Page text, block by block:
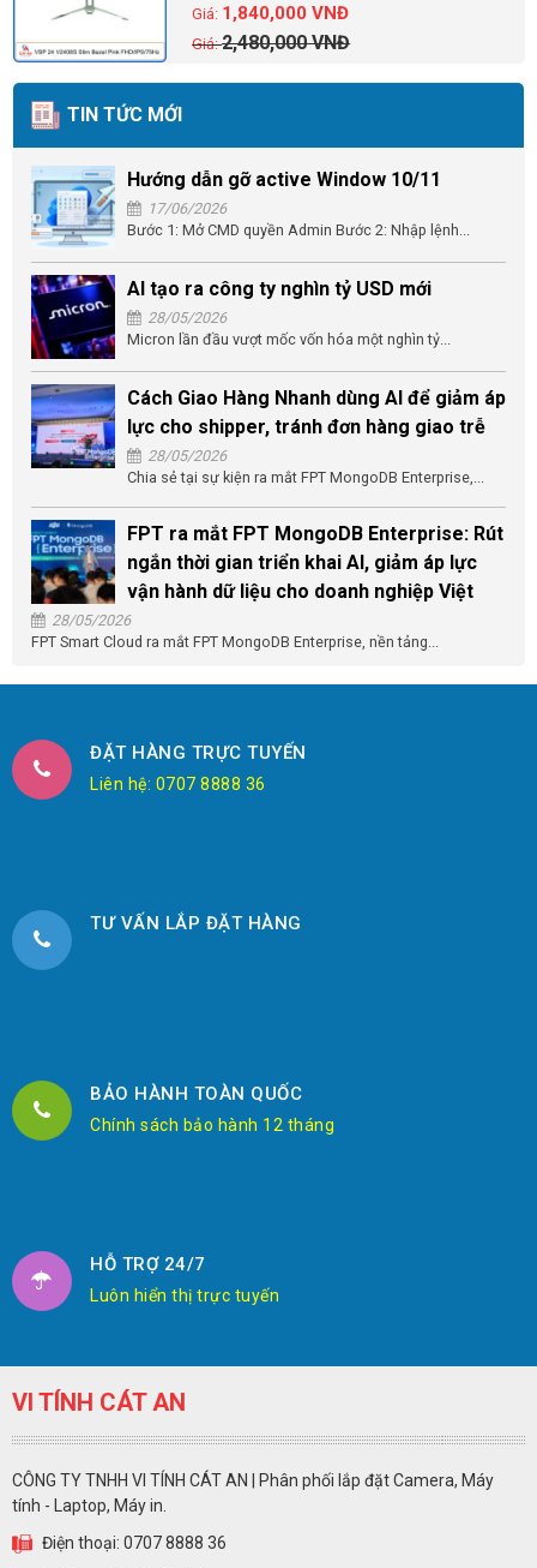
2,480,000VNĐ
1,840,000VNĐ
TIN TỨC MỚI
Hướng dẫn gỡ active Window 10/11
17/06/2026
Bước 1: Mở CMD quyền Admin Bước 2: Nhập lệnh...
AI tạo ra công ty nghìn tỷ USD mới
28/05/2026
Micron lần đầu vượt mốc vốn hóa một nghìn tỷ...
Cách Giao Hàng Nhanh dùng AI để giảm áp
lực cho shipper, tránh đơn hàng giao trễ
28/05/2026
Chia sẻ tại sự kiện ra mắt FPT MongoDB Enterprise,...
FPT ra mắt FPT MongoDB Enterprise: Rút
ngắn thời gian triển khai AI, giảm áp lực
vận hành dữ liệu cho doanh nghiệp Việt
28/05/2026
FPT Smart Cloud ra mắt FPT MongoDB Enterprise, nền tảng...
ĐẶT HÀNG TRỰC TUYẾN
Liên hệ: 0707 8888 36
TƯ VẤN LẮP ĐẶT HÀNG
BẢO HÀNH TOÀN QUỐC
Chính sách bảo hành 12 tháng
HỖ TRỢ 24/7
Luôn hiển thị trực tuyến
VI TÍNH CÁT AN
CÔNG TY TNHH VI TÍNH CÁT AN | Phân phối lắp đặt Camera, Máy
tính - Laptop, Máy in.
Điện thoại: 0707 8888 36